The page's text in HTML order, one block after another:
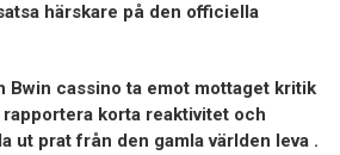
härskare på den officiella
Bwin cassino ta emot mottaget kritik
korta reaktivitet och
ut prat från den gamla världen leva .